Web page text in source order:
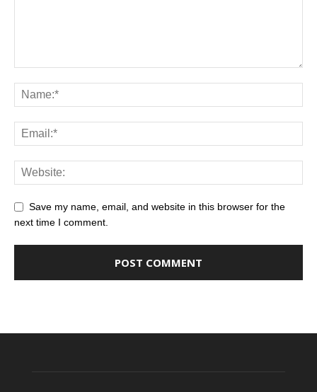
Save my name, email, and website in this browser for the
next time I comment.